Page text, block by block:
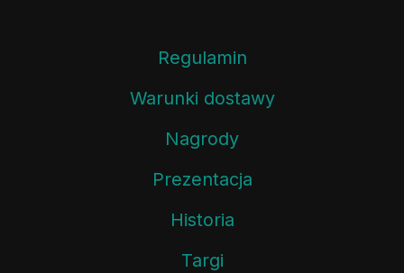
Regulamin
Warunki dostawy
Nagrody
Prezentacja
Historia
Targi